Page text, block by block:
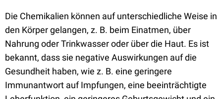
Die Chemikalien können auf unterschiedliche Weise in
den Körper gelangen, z. B. beim Einatmen, über
Nahrung oder Trinkwasser oder über die Haut. Es ist
bekannt, dass sie negative Auswirkungen auf die
Gesundheit haben, wie z. B. eine geringere
Immunantwort auf Impfungen, eine beeinträchtigte